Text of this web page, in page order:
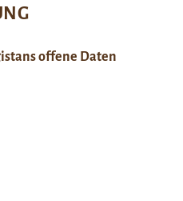
offene Daten